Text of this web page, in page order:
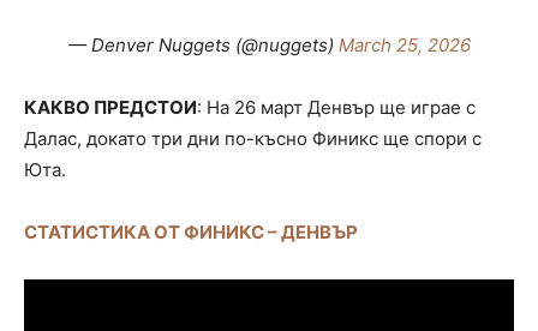
— Denver Nuggets (@nuggets) March 25, 2026
КАКВО ПРЕДСТОИ: На 26 март Денвър ще играе с
Далас, докато три дни по-късно Финикс ще спори с
Юта.
СТАТИСТИКА ОТ ФИНИКС – ДЕНВЪР